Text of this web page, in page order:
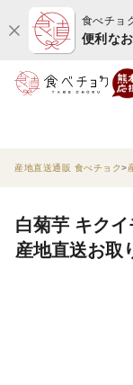
食べチョ
便利な
産地直送通販 食べチョク
白菊芋 キクイ
産地直送お取